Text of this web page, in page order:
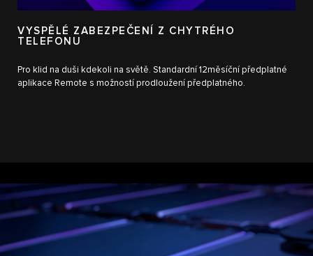
VYSPĚLÉ ZABEZPEČENÍ Z CHYTRÉHO
TELEFONU
Pro klid na duši kdekoli na světě. Standardní 12měsíční předplatné
aplikace Remote s možností prodloužení předplatného.